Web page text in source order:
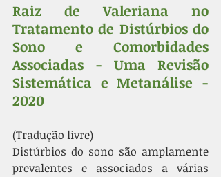
Raiz de Valeriana no
Tratamento de Distúrbios do
Sono e Comorbidades
Associadas - Uma Revisão
Sistemática e Metanálise -
2020
(Tradução livre)
Distúrbios do sono são amplamente
prevalentes e associados a várias